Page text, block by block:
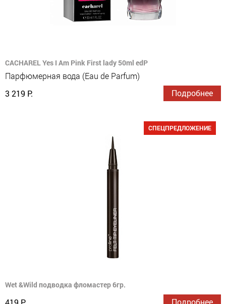
CACHAREL Yes I Am Pink First lady 50ml edP
Парфюмерная вода (Eau de Parfum)
3 219 Р.
Подробнее
СПЕЦПРЕДЛОЖЕНИЕ
Wet &Wild подводка фломастер 6гр.